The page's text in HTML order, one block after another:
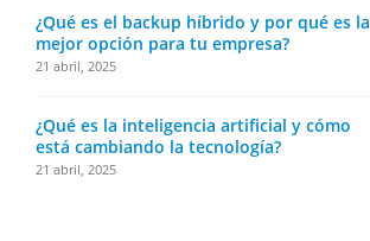
¿Qué es el backup híbrido y por qué es la
mejor opción para tu empresa?
21 abril, 2025
¿Qué es la inteligencia artificial y cómo
está cambiando la tecnología?
21 abril, 2025